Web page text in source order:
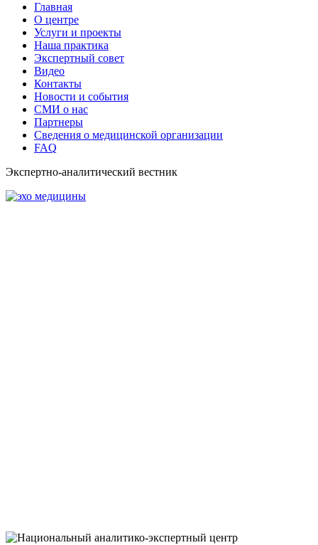
Главная
О центре
Услуги и проекты
Наша практика
Экспертный совет
Видео
Контакты
Новости и события
СМИ о нас
Партнеры
Сведения о медицинской организации
FAQ
Экспертно-аналитический вестник